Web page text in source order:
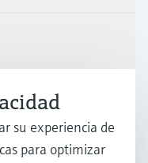
su experiencia de
para optimizar